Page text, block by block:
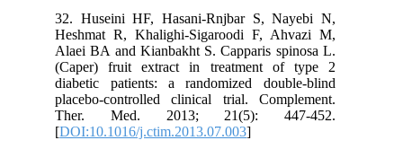
32. Huseini HF, Hasani-Rnjbar S, Nayebi N,
Heshmat R, Khalighi-Sigaroodi F, Ahvazi M,
Alaei BA and Kianbakht S. Capparis spinosa L.
(Caper) fruit extract in treatment of type 2
diabetic patients: a randomized double-blind
placebo-controlled clinical trial. Complement.
Ther. Med. 2013; 21(5): 447-452.
[DOI:10.1016/j.ctim.2013.07.003